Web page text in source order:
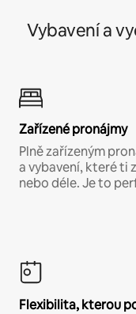
Vybavení a
Zařízené pronájmy
Plně zařízeným
a vybavení, které ti
nebo déle. Je to
Flexibilita, kterou